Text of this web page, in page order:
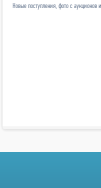
Новые поступления, фото с